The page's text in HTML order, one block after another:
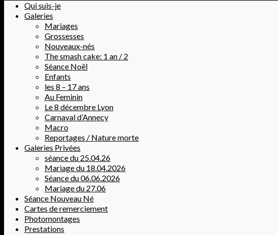
Qui suis-je
Galeries
Mariages
Grossesses
Nouveaux-nés
The smash cake: 1 an / 2
Séance Noël
Enfants
les 8 – 17 ans
Au Feminin
Le 8 décembre Lyon
Carnaval d’Annecy
Macro
Reportages / Nature morte
Galeries Privées
séance du 25.04.26
Mariage du 18.04.2026
Séance du 06.06.2026
Mariage du 27.06
Séance Nouveau Né
Cartes de remerciement
Photomontages
Prestations